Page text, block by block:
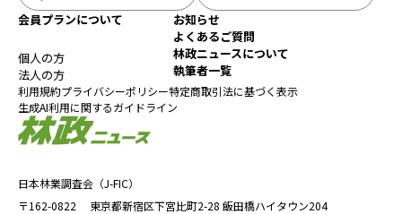
日本林業調査会（J-FIC）
〒162-0822
東京都新宿区下宮比町2-28 飯田橋ハイタウン204
会員プランについて
個人の方
法人の方
お知らせ
よくあるご質問
林政ニュースについて
執筆者一覧
利用規約プライバシーポリシー特定商取引法に基づく表示
生成AI利用に関するガイドライン